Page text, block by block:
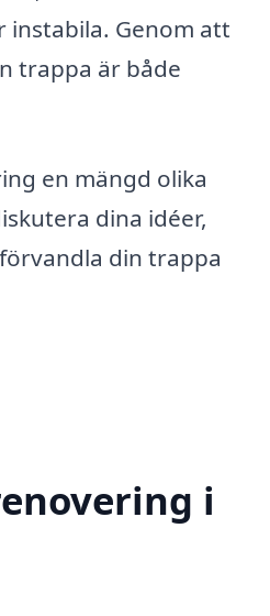
instabila. Genom att
trappa är både
en mängd olika
dina idéer,
din trappa
i